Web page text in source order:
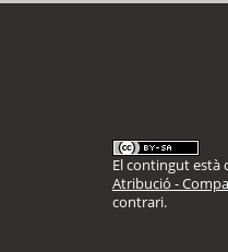
El contingut està
Atribució -
contrari.